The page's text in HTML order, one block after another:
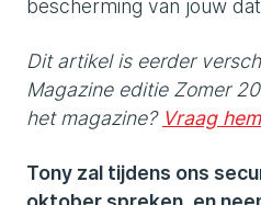
bescherming van jouw
Dit artikel is eerder
Magazine editie Zomer
het magazine? Vraag
Tony zal tijdens ons